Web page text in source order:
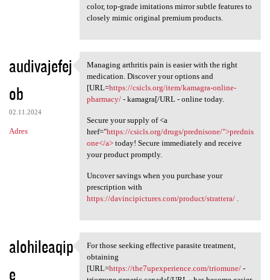
color, top-grade imitations mirror subtle features to
closely mimic original premium products.
audivajefej
ob
02.11.2024
Adres
Managing arthritis pain is
Managing arthritis pain is easier with the right
medication. Discover your options and
[URL=https://csicls.org/item/kamagra-online-
pharmacy/- kamagra[/URL - online today.
Secure your supply of <a
href="https://csicls.org/drugs/prednisone/">prednis
one</a>today! Secure immediately and receive
your product promptly.
Uncover savings when you purchase your
prescription with
https://davincipictures.com/product/strattera/.
alohileaqip
e
For those seeking effective
For those seeking effective parasite treatment,
obtaining
[URL=https://the7upexperience.com/triomune/-